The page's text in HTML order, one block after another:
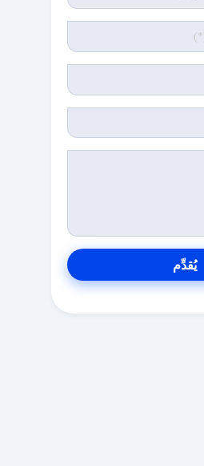
يُقدِّم